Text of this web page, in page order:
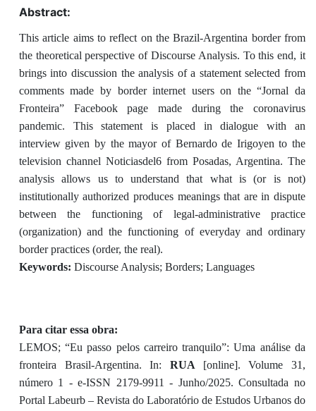
Abstract:
This article aims to reflect on the Brazil-Argentina border from
the theoretical perspective of Discourse Analysis. To this end, it
brings into discussion the analysis of a statement selected from
comments made by border internet users on the “Jornal da
Fronteira” Facebook page made during the coronavirus
pandemic. This statement is placed in dialogue with an
interview given by the mayor of Bernardo de Irigoyen to the
television channel Noticiasdel6 from Posadas, Argentina. The
analysis allows us to understand that what is (or is not)
institutionally authorized produces meanings that are in dispute
between the functioning of legal-administrative practice
(organization) and the functioning of everyday and ordinary
border practices (order, the real).
Keywords: Discourse Analysis; Borders; Languages
Para citar essa obra:
LEMOS; “Eu passo pelos carreiro tranquilo”: Uma análise da
fronteira Brasil-Argentina. In: RUA [online]. Volume 31,
número 1 - e-ISSN 2179-9911 - Junho/2025. Consultada no
Portal Labeurb – Revista do Laboratório de Estudos Urbanos do